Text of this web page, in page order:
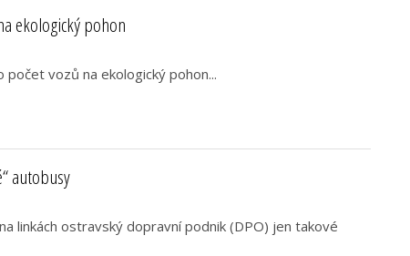
ekologický pohon
vozů na ekologický pohon...
autobusy
linkách ostravský dopravní podnik (DPO) jen takové